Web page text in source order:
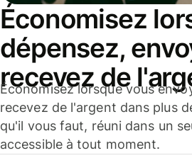
Économisez
dépensez,
recevez de
Économisez lorsque vous
recevez de l'argent dans plus
qu'il vous faut, réuni dans un
accessible à tout moment.